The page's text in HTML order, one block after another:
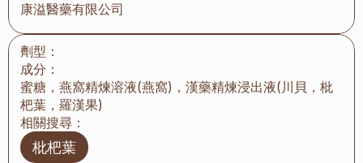
康溢醫藥有限公司
劑型：
成分：
蜜糖，燕窩精煉溶液(燕窩)，漢藥精煉浸出液(川貝，枇
杷葉，羅漢果)
相關搜尋：
枇杷葉